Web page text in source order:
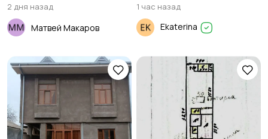
Ремонт,
строительство,
инструменты5429
Отдам даром, обмен
3
2 дня назад
Матвей Макаров
1 час назад
Ekaterina